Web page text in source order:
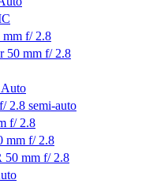
mm f/ 2.8
50 mm f/ 2.8
2.8 semi-auto
f/ 2.8
mm f/ 2.8
50 mm f/ 2.8